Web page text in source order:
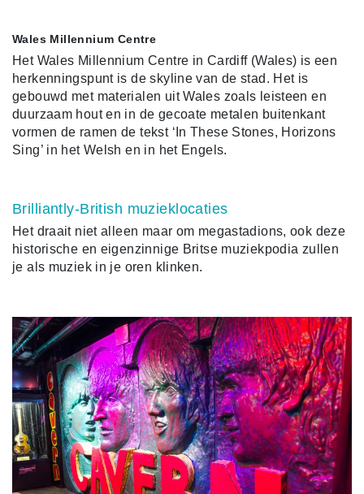
Wales Millennium Centre
Het Wales Millennium Centre in Cardiff (Wales) is een
herkenningspunt is de skyline van de stad. Het is
gebouwd met materialen uit Wales zoals leisteen en
duurzaam hout en in de gecoate metalen buitenkant
vormen de ramen de tekst ‘In These Stones, Horizons
Sing’ in het Welsh en in het Engels.
Brilliantly-British muzieklocaties
Het draait niet alleen maar om megastadions, ook deze
historische en eigenzinnige Britse muziekpodia zullen
je als muziek in je oren klinken.